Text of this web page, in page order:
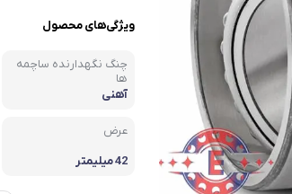
بلبرینگ شعاعی
بلبرینگ شعاعی ( UC )
بلبرینگ شعاعی کروی ( قل قلی )
ویژگی‌های محصول
چنگ نگهدارنده ساچمه
ها
آهنی
عرض
42 میلیمتر